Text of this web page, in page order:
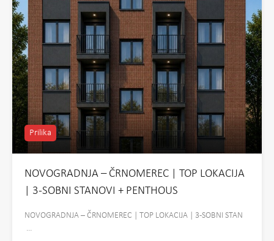
Prilika
NOVOGRADNJA – ČRNOMEREC | TOP LOKACIJA
| 3-SOBNI STANOVI + PENTHOUS
NOVOGRADNJA – ČRNOMEREC | TOP LOKACIJA | 3-SOBNI STAN
…